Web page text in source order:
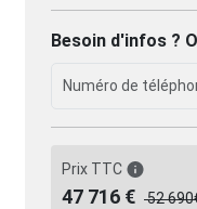
Besoin d'infos ?
Prix TTC
47 716 € 52